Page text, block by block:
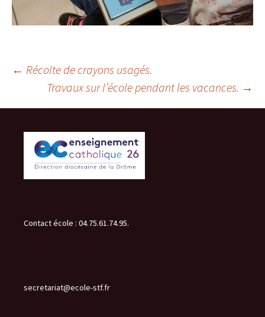
Navigation
des
articles
← Récolte de crayons usagés.
Travaux sur l’école pendant les vacances. →
Contact école : 04.75.61.74.95.
secretariat@ecole-stf.fr